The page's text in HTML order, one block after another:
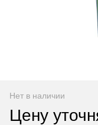
Нет в наличии
Цену